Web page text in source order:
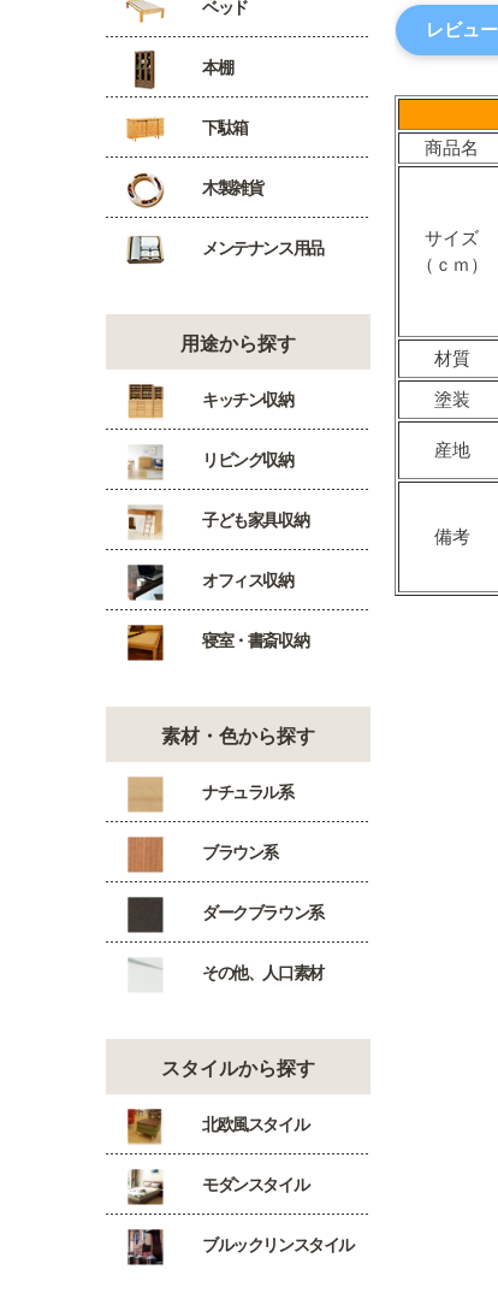
ベッド
本棚
下駄箱
木製雑貨
メンテナンス用品
用途から探す
キッチン収納
リビング収納
子ども家具収納
オフィス収納
寝室・書斎収納
素材・色から探す
ナチュラル系
ブラウン系
ダークブラウン系
その他、人口素材
スタイルから探す
北欧風スタイル
モダンスタイル
ブルックリンスタイル
レビュ
商品名
サイズ
（ｃｍ）
材質
塗装
産地
備考